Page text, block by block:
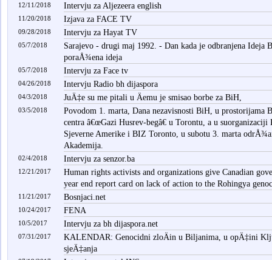
12/11/2018 Intervju za Aljezeera english
11/20/2018 Izjava za FACE TV
09/28/2018 Intervju za Hayat TV
05/7/2018
Sarajevo - drugi maj 1992. - Dan kada je odbranjena Ideja
poraÅ¾ena ideja
05/7/2018 Intervju za Face tv
04/26/2018 Intervju Radio bh dijaspora
04/3/2018 JuÄ‡e su me pitali u Äemu je smisao borbe za BiH,
03/5/2018
Povodom 1. marta, Dana nezavisnosti BiH, u prostorijama
centra â€œGazi Husrev-begâ€ u Torontu, a u suorganizaciji
Sjeverne Amerike i BIZ Toronto, u subotu 3. marta
Akademija.
02/4/2018 Intervju za senzor.ba
12/21/2017
Human rights activists and organizations give Canadian
year end report card on lack of action to the Rohingya
11/21/2017 Bosnjaci.net
10/24/2017 FENA
10/5/2017 Intervju za bh dijaspora.net
07/31/2017
KALENDAR: Genocidni zloÄin u Biljanima, u opÄ‡ini
sjeÄ‡anja